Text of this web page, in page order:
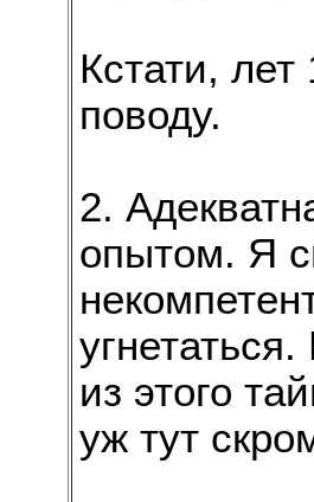
Кстати,
поводу.
2.
опытом. Я
из этого
уж тут